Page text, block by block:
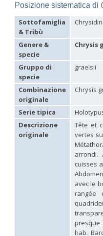
Elampus petri (Semenov, 1967)
Elampus pyrosomus(Förster, 1853)
Elampus sanziiGogorza, 1887
Elampus sororMocsáry, 1889
Elampus spina
(Lepeletier, 1806)
Hedychridium
Hedychridium adventiciumZimmermann,
Hedychridium aereolum
Hedychridium aheneum(Dahlbom, 1854)
Hedychridium albanicum
Trautmann, 1922
Hedychridium anale(Dahlbom, 1854)
Hedychridium andalusicum
Trautmann,
(Coquebert, 1801)
Mercet, 1904
Abeille, 1887
Hedychridium buyssoni interrogatum
Linsenmaier, 1959
Linsenmaier,
Linsenmaier,
Trautmann &
Posizione sistematica di
Sottofamiglia
& Tribù
Genere &
specie
Chrysis
Gruppo di
specie
graelsii
Combinazione
originale
Chrysis
Serie tipica
Descrizione
originale
Tête et
vertes
arrondi.
cuisses
avec le
rangée
presque
hab.